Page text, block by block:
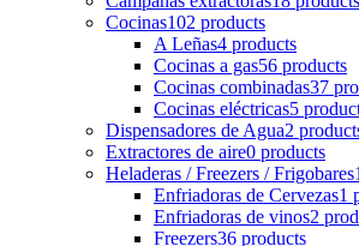
Cocinas102 products
A Leñas4 products
Cocinas a gas56 products
Cocinas combinadas37
Cocinas eléctricas5
Dispensadores de Agua2
Extractores de aire0 products
Heladeras / Freezers / Frigobares
Enfriadoras de Cervezas1
Enfriadoras de vinos2
Freezers36 products